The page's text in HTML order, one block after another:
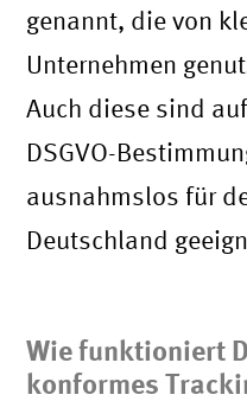
genannt, die von
Unternehmen
Auch diese sind
DSGVO-
ausnahmslos für
Deutschland
Wie funktioniert
konformes